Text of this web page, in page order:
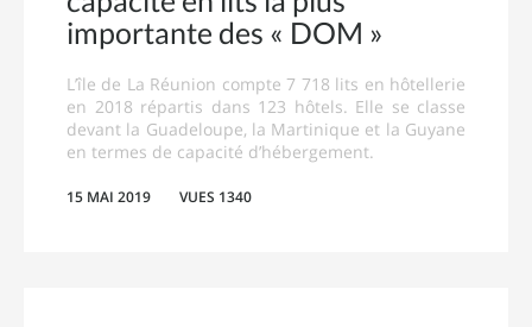
importante des « DOM »
L’île de La Réunion compte 7 718 lits en hôtellerie
en 2018 répartis dans 123 hôtels. Elle se classe
devant la Guadeloupe, la Martinique et la Guyane
en termes de capacité d’hébergement.
15 MAI 2019 VUES 1340